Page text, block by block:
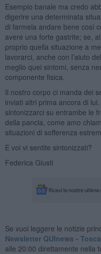
Esempio banale ma credo
digerire una determinata
di farmela andare bene così
avere una forte gastrite; se,
proprio quella situazione a
lavorarci, anche con l’aiuto
meglio quei sintomi, senza
componente fisica.
Il nostro corpo ci manda dei
inviati altri prima ancora di
sintonizzarci su entrambe le
della pancia, come amo
situazioni di sofferenza
E voi vi sentite sintonizzati?
Federica Giusti
Se vuoi leggere le notizie
Newsletter QUInews -
alle 20:00 direttamente nella